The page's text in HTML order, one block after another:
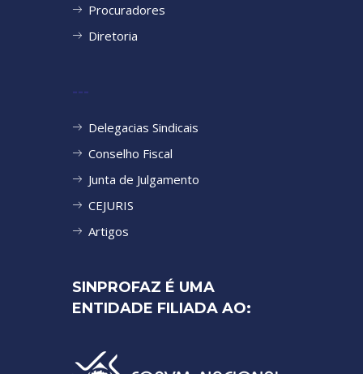
Procuradores
Diretoria
---
Delegacias Sindicais
Conselho Fiscal
Junta de Julgamento
CEJURIS
Artigos
SINPROFAZ É UMA
ENTIDADE FILIADA AO: